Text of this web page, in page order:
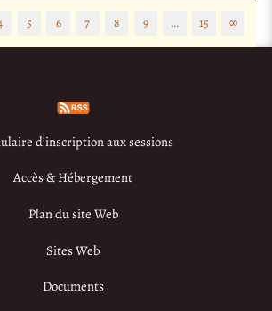
5 6 7 8 9 … 15 ∞
d’inscription aux sessions
Accès & Hébergement
Plan du site Web
Sites Web
Documents